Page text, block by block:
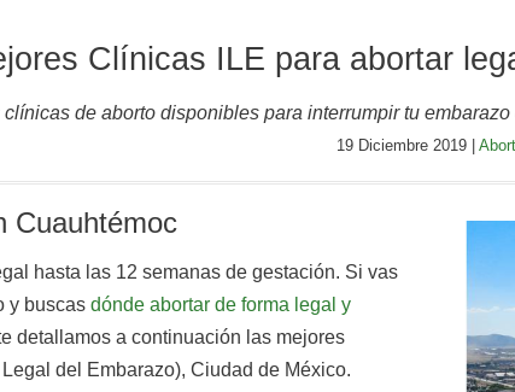
Clínicas ILE para abortar
de aborto disponibles para interrumpir tu
19 Diciembre 2019 |
Cuauhtémoc
hasta las 12 semanas de gestación. Si vas
y buscas dónde abortar de forma legal y
detallamos a continuación las mejores
del Embarazo), Ciudad de México.